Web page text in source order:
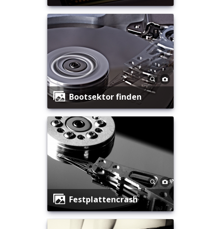
Bootsektor finden
Festplattencrash